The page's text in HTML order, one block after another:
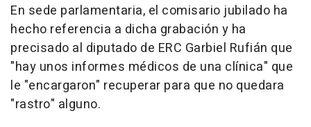
En sede parlamentaria, el comisario jubilado ha
hecho referencia a dicha grabación y ha
precisado al diputado de ERC Garbiel Rufián que
"hay unos informes médicos de una clínica" que
le "encargaron" recuperar para que no quedara
"rastro" alguno.